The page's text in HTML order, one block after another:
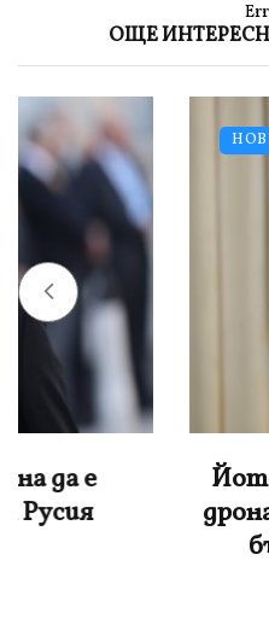
ОЩЕ
НОВИНИ
Йотова с важен
дрона: Държавата
българските